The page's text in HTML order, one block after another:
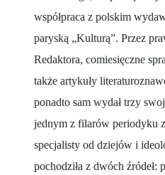
współpraca z polskim
paryską „Kulturą”. Przez
Redaktora, comiesięczne
także artykuły
ponadto sam wydał trzy
jednym z filarów periodyku
specjalisty od dziejów i
pochodziła z dwóch źródeł: